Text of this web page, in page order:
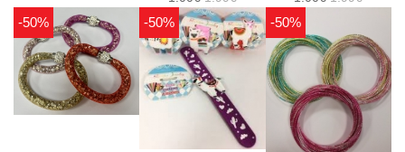
-50% -50% -50%